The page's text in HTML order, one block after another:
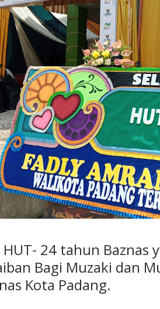
24 tahun Baznas
Bagi Muzaki dan
Kota Padang.